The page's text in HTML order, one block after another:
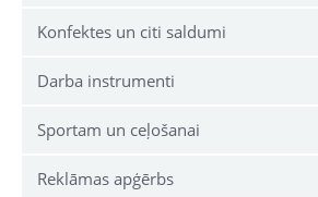
Konfektes un citi saldumi
Darba instrumenti
Sportam un ceļošanai
Reklāmas apģērbs